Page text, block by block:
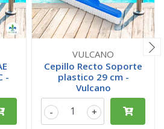
-
VULCANO
Cepillo Recto Soporte
plastico 29 cm -
Vulcano
+
-